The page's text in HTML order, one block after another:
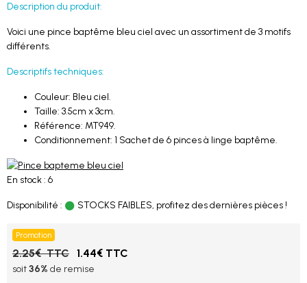
Description du produit:
Voici une pince baptême bleu ciel avec un assortiment de 3 motifs
différents.
Descriptifs techniques:
Couleur: Bleu ciel.
Taille: 3.5cm x 3cm.
Référence: MT949.
Conditionnement: 1 Sachet de 6 pinces à linge baptême.
En stock : 6
Disponibilité : STOCKS FAIBLES, profitez des dernières pièces !
Promotion
2.25€ TTC 1.44€ TTC
soit36% de remise